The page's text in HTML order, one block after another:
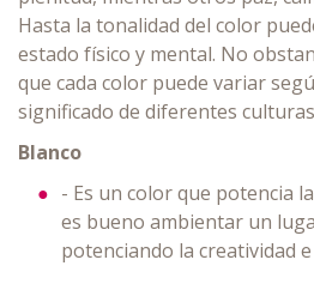
Hasta la tonalidad del color
estado físico y mental. No
que cada color puede variar
significado de diferentes
Blanco
- Es un color que potencia
es bueno ambientar un
potenciando la creatividad